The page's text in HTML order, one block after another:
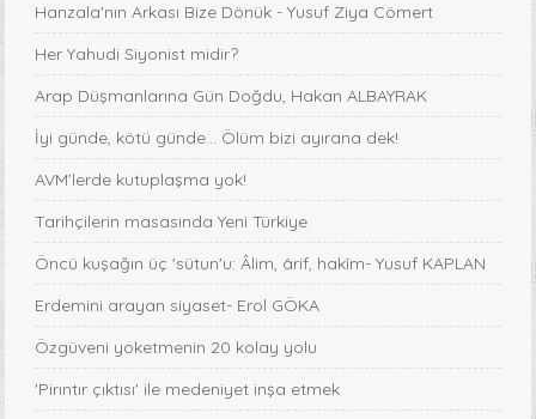
Hanzala'nın Arkası Bize Dönük - Yusuf Ziya Cömert
Her Yahudi Siyonist midir?
Arap Düşmanlarına Gün Doğdu, Hakan ALBAYRAK
İyi günde, kötü günde... Ölüm bizi ayırana dek!
AVM’lerde kutuplaşma yok!
Tarihçilerin masasında Yeni Türkiye
Öncü kuşağın üç 'sütun'u: Âlim, ârif, hakîm- Yusuf KAPLAN
Erdemini arayan siyaset- Erol GÖKA
Özgüveni yoketmenin 20 kolay yolu
'Pirıntır çıktısı' ile medeniyet inşa etmek